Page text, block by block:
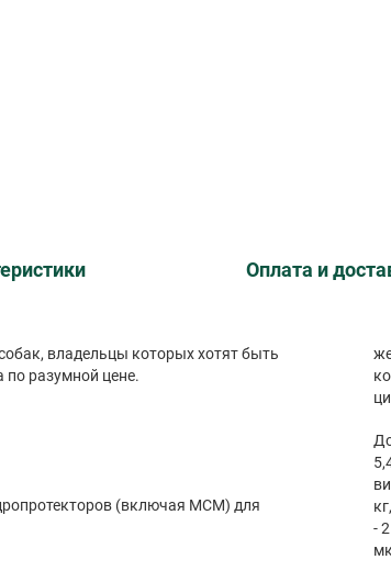
Оплата и
владельцы которых хотят быть
по разумной цене.
(включая МСМ) для
-